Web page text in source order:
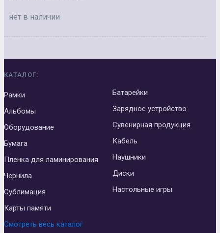
нет в наличии
КАТАЛОГ:
Рамки
Альбомы
Оборудование
Бумага
Пленка для ламинирования
Чернила
Сублимация
Карты памяти
Батарейки
Зарядное устройство
Сувенирная продукция
Кабель
Наушники
Диски
Настольные игры
Смотреть весь каталог